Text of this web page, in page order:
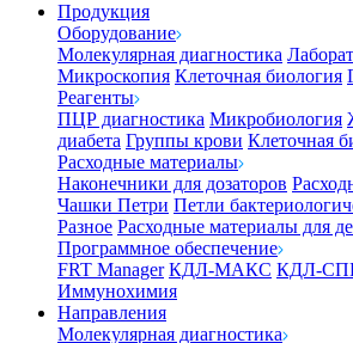
Продукция
Оборудование
Молекулярная диагностика
Микроскопия Клеточная биология
Реагенты
ПЦР диагностика Микробиология
диабета Группы крови Клеточная
Расходные материалы
Наконечники для дозаторов
Чашки Петри Петли
Разное Расходные материалы для
Программное обеспечение
FRT Manager КДЛ-МАКС КДЛ-
Иммунохимия
Направления
Молекулярная диагностика